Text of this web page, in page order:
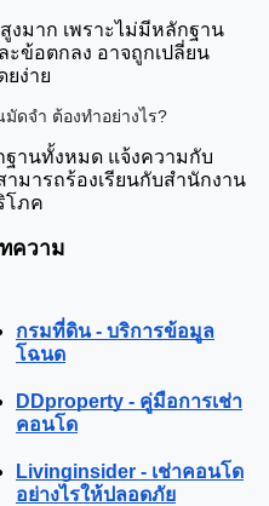
งมาก เพราะไม่มีหลักฐาน
ข้อตกลง อาจถูกเปลี่ยน
ยง่าย
มัดจำ ต้องทำอย่างไร?
ฐานทั้งหมด แจ้งความกับ
ามารถร้องเรียนกับสำนักงาน
โภค
ความ
กรมที่ดิน - บริการข้อมูล
โฉนด
DDproperty - คู่มือการเช่า
คอนโด
Livinginsider - เช่าคอนโด
อย่างไรให้ปลอดภัย